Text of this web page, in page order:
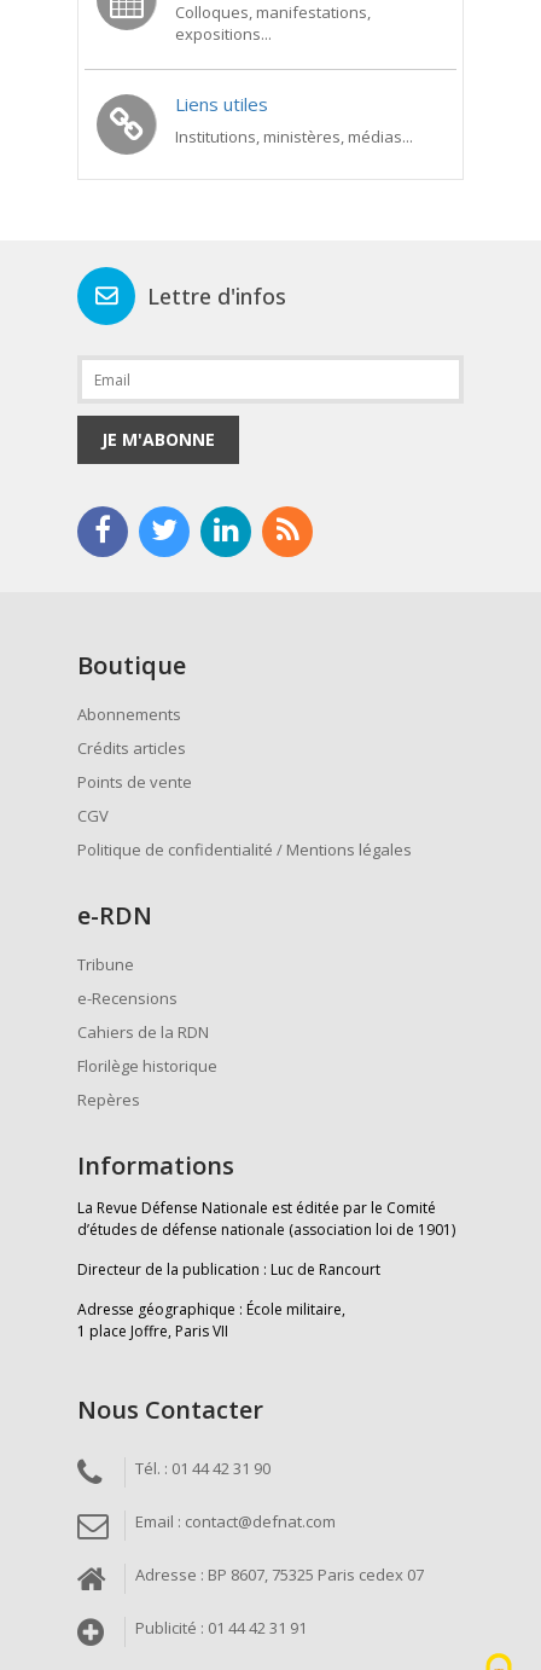
Colloques, manifestations,
expositions...
Liens utiles
Institutions, ministères, médias...
Lettre d'infos
JE M'ABONNE
Boutique
Abonnements
Crédits articles
Points de vente
CGV
Politique de confidentialité / Mentions légales
e-RDN
Tribune
e-Recensions
Cahiers de la RDN
Florilège historique
Repères
Informations
La Revue Défense Nationale est éditée par le Comité
d’études de défense nationale (association loi de 1901)
Directeur de la publication : Luc de Rancourt
Adresse géographique : École militaire,
1 place Joffre, Paris VII
Nous Contacter
Tél. : 01 44 42 31 90
Email : contact@defnat.com
Adresse : BP 8607, 75325 Paris cedex 07
Publicité : 01 44 42 31 91